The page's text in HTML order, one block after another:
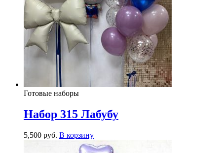
Готовые наборы
Набор 315 Лабубу
5,500 руб. В корзину